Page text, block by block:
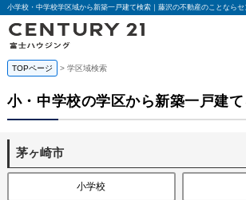
小学校・中学校学区域から新築一戸建て検索｜藤沢の不動産のことなら
TOPページ 学区域検索
小・中学校の学区から新築一戸建
茅ヶ崎市
小学校